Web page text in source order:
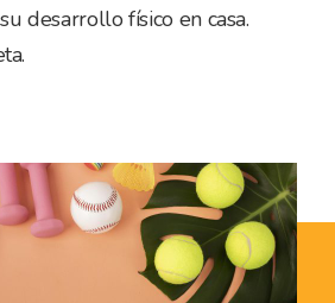
desarrollo físico en casa.